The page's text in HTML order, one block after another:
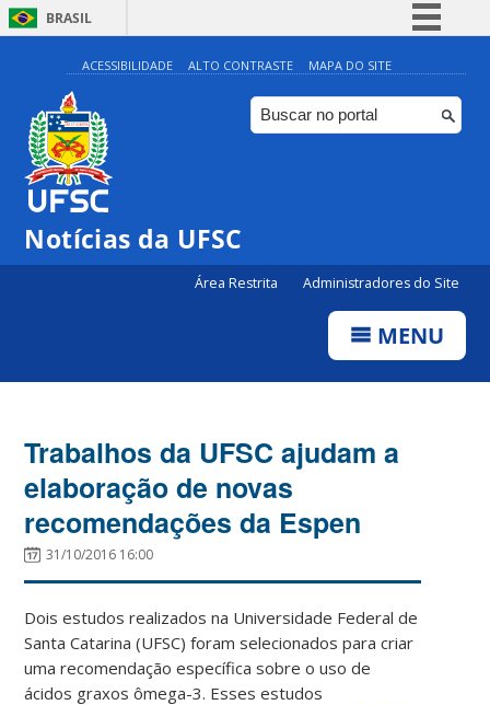
BRASIL
Simplifique!
Comunica BR
Participe
ACESSIBILIDADE ALTO CONTRASTE MAPA DO SITE
Notícias da UFSC
Área Restrita Administradores do Site
MENU
Trabalhos da UFSC ajudam a
elaboração de novas
recomendações da Espen
31/10/2016 16:00
Dois estudos realizados na Universidade Federal de
Santa Catarina (UFSC) foram selecionados para criar
uma recomendação específica sobre o uso de
ácidos graxos ômega-3. Esses estudos